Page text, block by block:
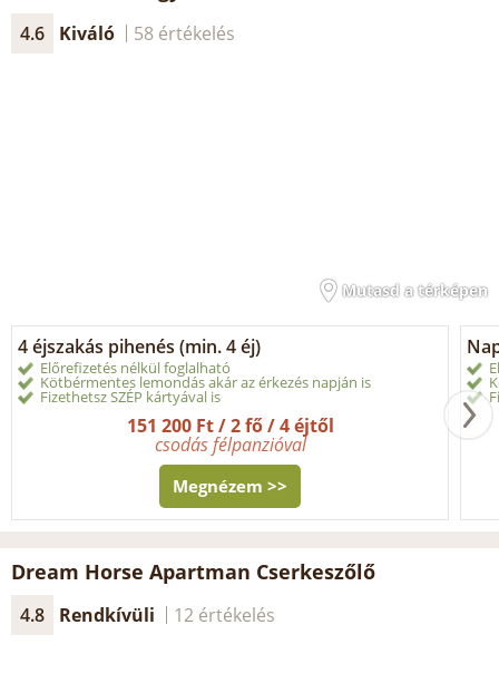
4.6 Kiváló 58 értékelés
Mutasd a térképen
4 éjszakás pihenés (min. 4 éj)
Előrefizetés nélkül foglalható
Kötbérmentes lemondás akár az érkezés napján is
Fizethetsz SZÉP kártyával is
151 200 Ft / 2 fő / 4 éjtől
csodás félpanzióval
Megnézem >>
Dream Horse Apartman Cserkeszőlő
4.8 Rendkívüli 12 értékelés